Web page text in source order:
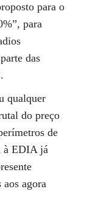
para o
para
das
qualquer
do preço
de
à EDIA já
agora